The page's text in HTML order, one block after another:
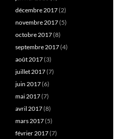
décembre 2017(2)
novembre 2017(5)
octobre 2017(8)
septembre 2017(4)
août 2017(3)
juillet 2017(7)
juin 2017(6)
mai 2017(7)
avril 2017(8)
mars 2017(5)
février 2017(7)